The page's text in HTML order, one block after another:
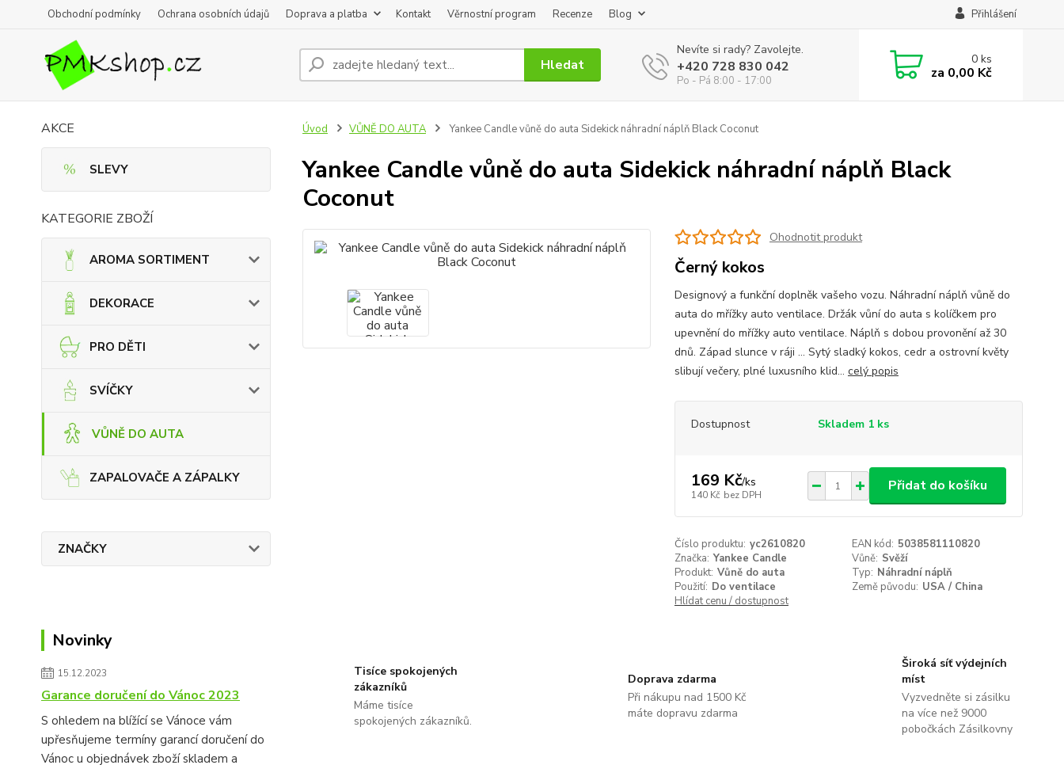
Obchodní podmínky Ochrana osobních údajů Doprava a platba Kontakt Věrnostní program Recenze Blog Přihlášení
Hledat
Nevíte si rady? Zavolejte.
+420 728 830 042
Po - Pá 8:00 - 17:00
0ks
za 0,00 Kč
AKCE
SLEVY
KATEGORIE ZBOŽÍ
AROMA SORTIMENT
DEKORACE
PRO DĚTI
SVÍČKY
VŮNĚ DO AUTA
ZAPALOVAČE A ZÁPALKY
ZNAČKY
Novinky
15.12.2023
Garance doručení do Vánoc 2023
S ohledem na blížící se Vánoce vám
upřesňujeme termíny garancí doručení do
Vánoc u objednávek zboží skladem a
Úvod VŮNĚ DO AUTA Yankee Candle vůně do auta Sidekick náhradní náplň Black Coconut
Yankee Candle vůně do auta Sidekick náhradní náplň Black
Coconut
Ohodnotit produkt
Černý kokos
Designový a funkční doplněk vašeho vozu. Náhradní náplň vůně do
auta do mřížky auto ventilace. Držák vůní do auta s kolíčkem pro
upevnění do mřížky auto ventilace. Náplň s dobou provonění až 30
dnů. Západ slunce v ráji ... Sytý sladký kokos, cedr a ostrovní květy
slibují večery, plné luxusního klid... celý popis
Dostupnost Skladem 1 ks
169 Kč/ks
140 Kč bez DPH
Přidat do košíku
Číslo produktu: yc2610820 EAN kód: 5038581110820
Značka: Yankee Candle Vůně: Svěží
Produkt: Vůně do auta Typ: Náhradní náplň
Použití: Do ventilace Země původu: USA / China
Hlídat cenu / dostupnost
Tisíce spokojených
zákazníků
Máme tisíce
spokojených zákazníků.
Doprava zdarma
Při nákupu nad 1500 Kč
máte dopravu zdarma
Široká síť výdejních
míst
Vyzvedněte si zásilku
na více než 9000
pobočkách Zásilkovny